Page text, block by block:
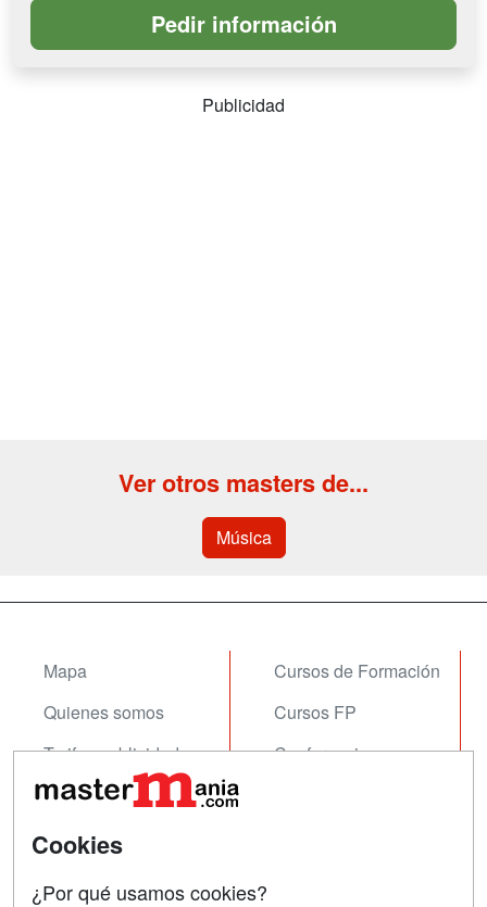
Publicidad
Ver otros masters de...
Música
Mapa
Quienes somos
Tarifas publicidad
Acceso Usuarios
Acceso Centros
Cursos de Formación
Cursos FP
Conferencias
Cookies
¿Por qué usamos cookies?